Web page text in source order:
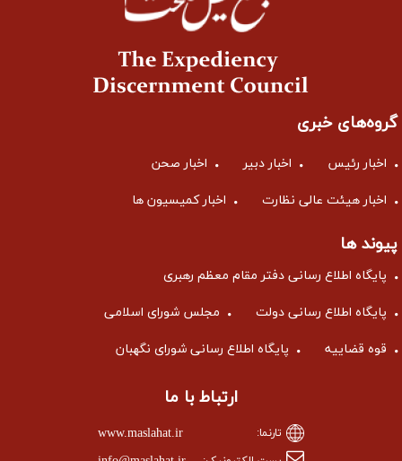
گروه‌های خبری
اخبار رئیس اخبار دبیر اخبار صحن
اخبار هیئت عالی نظارت اخبار کمیسیون ها
پیوند ها
پایگاه اطلاع رسانی دفتر مقام معظم رهبری
پایگاه اطلاع رسانی دولت مجلس شورای اسلامی
قوه قضاییه پایگاه اطلاع رسانی شورای نگهبان
ارتباط با ما
تارنما: www.maslahat.ir